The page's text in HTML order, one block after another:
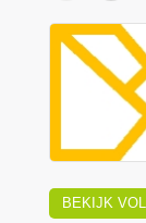
BEKIJK